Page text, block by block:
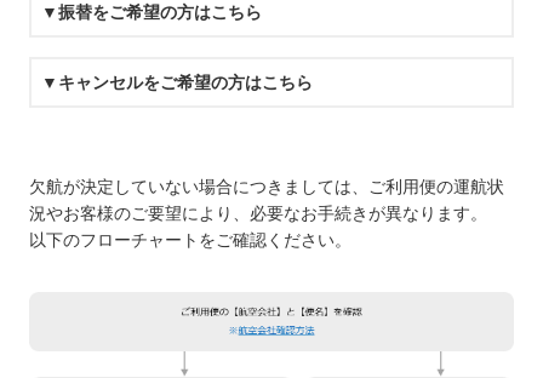
▼振替をご希望の方はこちら
▼キャンセルをご希望の方はこちら
欠航が決定していない場合につきましては、ご利用便の運航状
況やお客様のご要望により、必要なお手続きが異なります。
以下のフローチャートをご確認ください。